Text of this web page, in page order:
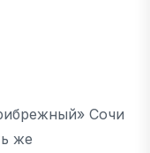
Сочи
же